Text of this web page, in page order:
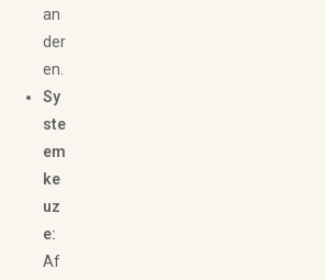
an
der
en.
Sy
ste
em
ke
uz
e:
Af